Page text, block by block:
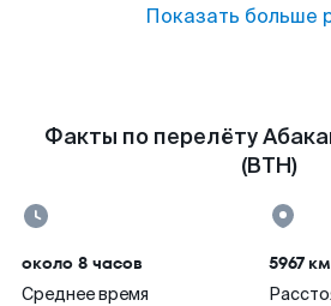
Показать больше
Факты по перелёту
(BTH)
около 8 часов
Среднее время
5967 км